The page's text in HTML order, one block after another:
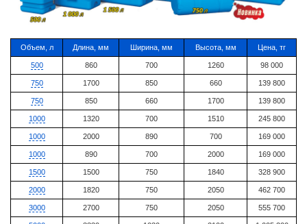
Объем, л Длина, мм Ширина, мм Высота, мм Цена, тг
500 860 700 1260 98 000
750 1700 850 660 139 800
750 850 660 1700 139 800
1000 1320 700 1510 245 800
1000 2000 890 700 169 000
1000 890 700 2000 169 000
1500 1500 750 1840 328 900
2000 1820 750 2050 462 700
3000 2700 750 2050 555 700